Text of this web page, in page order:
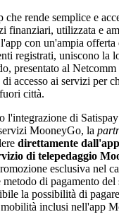
che rende semplice e
finanziari, utilizzata e
con un'ampia
registrati, uniscono la
presentato al
accesso ai servizi per
città.
l'integrazione di
MooneyGo, la
direttamente
di telepedaggio
esclusiva nel
metodo di pagamento del
la possibilità di
inclusi nell'app